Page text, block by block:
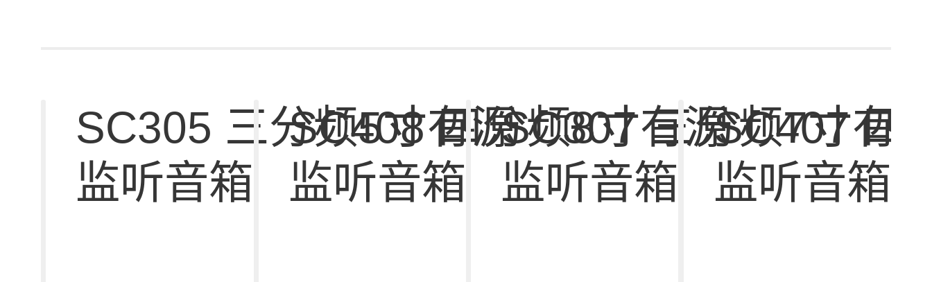
SC305 三分频5寸有源
监听音箱
SC408 四分频8寸有源
监听音箱
SC307 三分频7寸有
监听音箱
SC407 四
监听音箱